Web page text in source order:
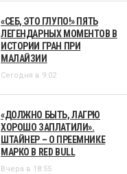
«СЕБ, ЭТО ГЛУПО!» ПЯТЬ
ЛЕГЕНДАРНЫХ МОМЕНТОВ В
ИСТОРИИ ГРАН ПРИ
МАЛАЙЗИИ
Сегодня в 9:02
«ДОЛЖНО БЫТЬ, ЛАГРЮ
ХОРОШО ЗАПЛАТИЛИ».
ШТАЙНЕР – О ПРЕЕМНИКЕ
МАРКО В RED BULL
Вчера в 18:55